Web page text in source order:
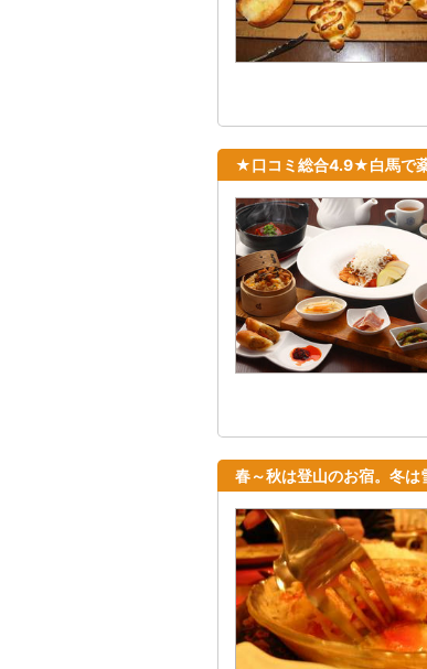
★口コミ総合4.9★白馬で
春～秋は登山のお宿。冬は